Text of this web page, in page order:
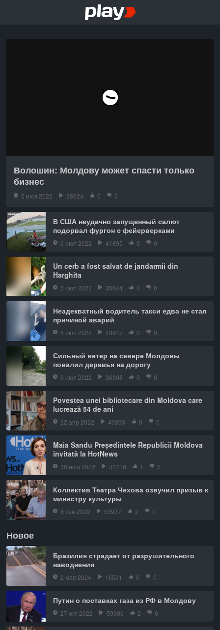
Волошин: Молдову может спасти только
бизнес
5 июл 2022 68624 0 0
В США неудачно запущенный салют
подорвал фургон с фейерверками
6 июл 2022 41895 0 0
Un cerb a fost salvat de jandarmii din
Harghita
5 июл 2022 35844 0 0
Неадекватный водитель такси едва не стал
причиной аварий
6 июл 2022 48947 0 0
Сильный ветер на севере Молдовы
повалил деревья на дорогу
6 июл 2022 36998 0 0
Povestea unei bibliotecare din Moldova care
lucrează 54 de ani
22 апр 2022 49393 0 0
Maia Sandu Președintele Republicii Moldova
invitată la HotNews
30 июл 2022 32710 1 0
Коллектив Театра Чехова озвучил призыв к
министру культуры
8 сен 2022 50937 2 0
Новое
Бразилия страдает от разрушительного
наводнения
2 мая 2024 16531 0 0
Путин о поставках газа из РФ в Молдову
27 окт 2022 59906 2 0